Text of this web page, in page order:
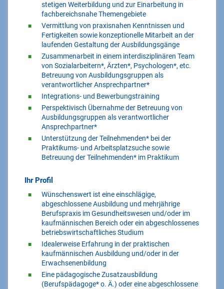
stetigen Weiterbildung und zur Einarbeitung in
fachbereichsnahe Themengebiete
Vermittlung von praxisnahen Kenntnissen und
Fertigkeiten sowie konzeptionelle Mitarbeit an der
laufenden Gestaltung der Ausbildungsgänge
Zusammenarbeit in einem interdisziplinären Team
von Sozialarbeitern*, Ärzten*, Psychologen*, etc.
Betreuung von Ausbildungsgruppen als
verantwortlicher Ansprechpartner*
Integrations- und Bewerbungstraining
Perspektivisch Übernahme der Betreuung von
Ausbildungsgruppen als verantwortlicher
Ansprechpartner*
Unterstützung der Teilnehmenden* bei der
Praktikums- und Arbeitsplatzsuche sowie
Betreuung der Teilnehmenden* im Praktikum
Ihr Profil
Wünschenswert ist eine einschlägige,
abgeschlossene Ausbildung und mehrjährige
Berufspraxis im Gesundheitswesen und/oder im
kaufmännischen Bereich oder ein abgeschlossenes
betriebswirtschaftliches Studium
Idealerweise Erfahrung in der praktischen
kaufmännischen Ausbildung und/oder in der
Erwachsenenbildung
Eine pädagogische Zusatzausbildung
(Berufspädagoge* o. Ä.) oder eine abgeschlossene